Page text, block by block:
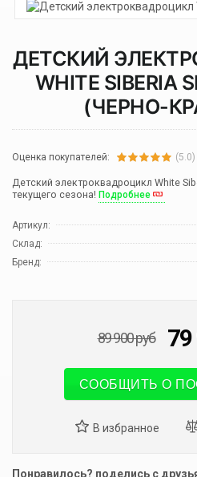
ДЕТСКИЙ
WHITE SIBERIA
(ЧЕРНО-
Оценка покупателей: (5.0)
Детский электроквадроцикл White
текущего сезона! Подробнее
Артикул:
Склад:
Бренд:
89 900руб
СООБЩИТЬ О
Понравилось? поделись с